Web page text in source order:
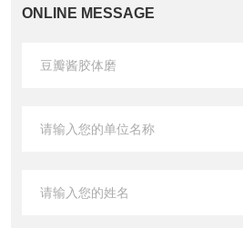
ONLINE MESSAGE